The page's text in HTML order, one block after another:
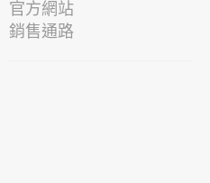
官方網站
銷售通路